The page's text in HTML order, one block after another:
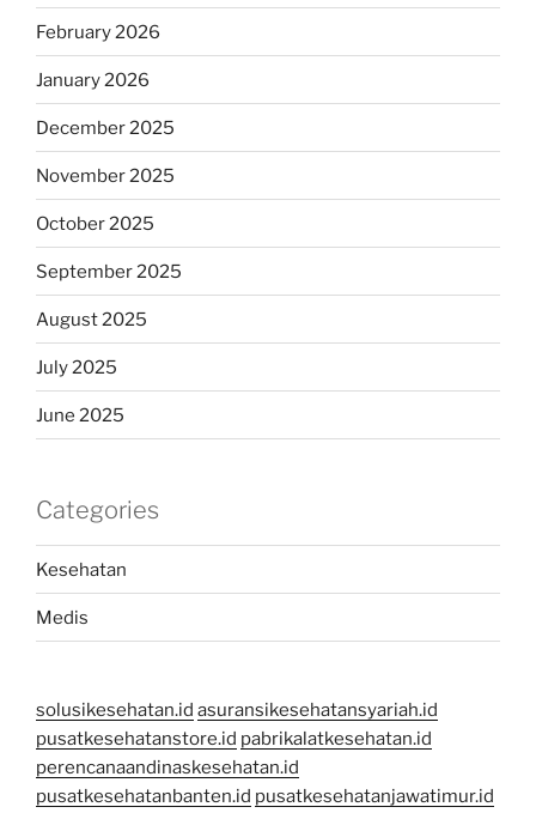
February 2026
January 2026
December 2025
November 2025
October 2025
September 2025
August 2025
July 2025
June 2025
Categories
Kesehatan
Medis
solusikesehatan.id asuransikesehatansyariah.id
pusatkesehatanstore.id pabrikalatkesehatan.id
perencanaandinaskesehatan.id
pusatkesehatanbanten.id pusatkesehatanjawatimur.id